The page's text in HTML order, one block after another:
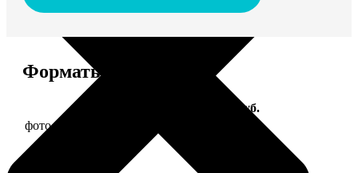
Форматы и цены
Цена, руб.
фото 15х15 в деревянной рамке